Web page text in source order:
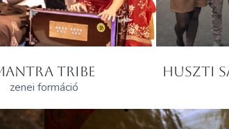
TRIBE
zenei formáció
HUSZTI